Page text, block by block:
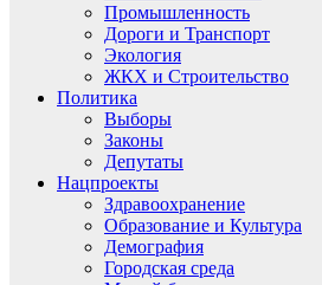
Промышленность
Дороги и Транспорт
Экология
ЖКХ и Строительство
Политика
Выборы
Законы
Депутаты
Нацпроекты
Здравоохранение
Образование и Культура
Демография
Городская среда